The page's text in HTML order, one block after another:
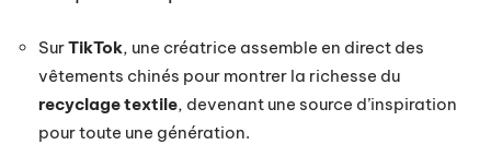
SurTikTok, une créatrice assemble en direct des
vêtements chinés pour montrer la richesse du
recyclage textile, devenant une source d’inspiration
pour toute une génération.